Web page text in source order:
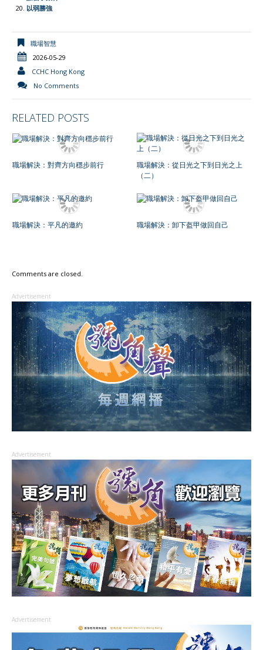
以弱勝強
職場智慧
2026-05-29
CCHC Hong Kong
No Comments
RELATED POSTS
職場解決：對齊方向穩步前行
職場解決：從日光之下到日光之上
（二）
職場解決：平凡的邀約 職場解決：卸下盔甲做回自己
Comments are closed.
Advertisement
Advertisement
Advertisement